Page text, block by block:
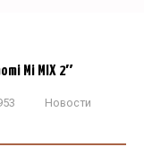
Mi MIX 2″
Новости